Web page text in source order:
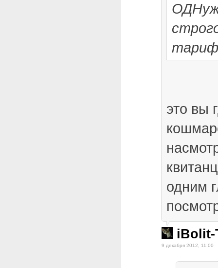
это вы
одним
iBolit-
9 декабря 2012, 11:00